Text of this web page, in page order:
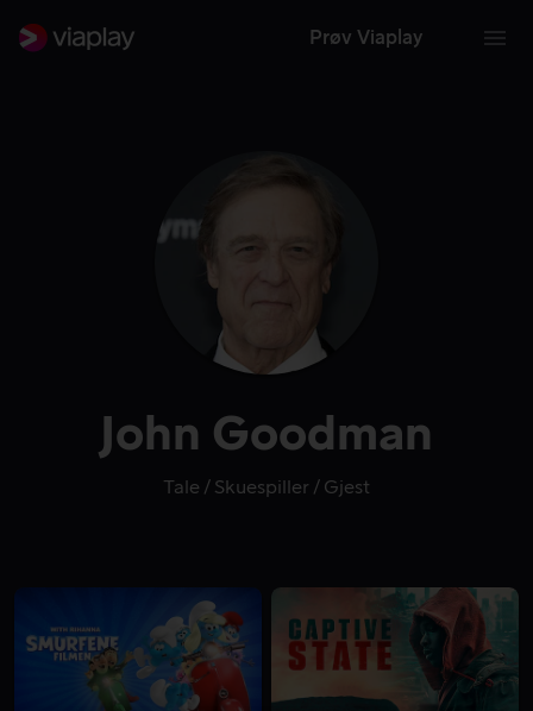
Prøv Viaplay
John Goodman
Tale Skuespiller Gjest